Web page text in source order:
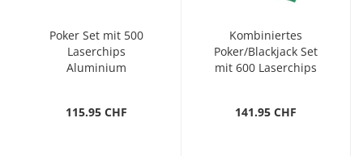
Poker Set mit 500
Laserchips
Aluminium
115.95 CHF
Kombiniertes
Poker/Blackjack Set
mit 600 Laserchips
141.95 CHF